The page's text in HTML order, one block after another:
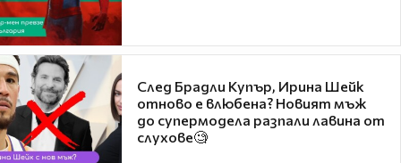
След Брадли Купър, Ирина Шейк
отново е влюбена? Новият мъж
до супермодела разпали лавина от
слухове🧐